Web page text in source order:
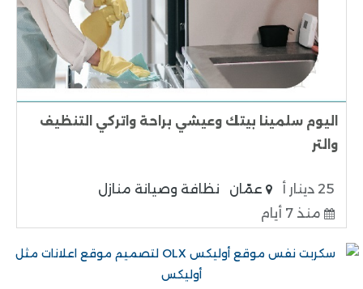
اليوم سلمينا بيتك وعيشي براحة واتركي التنظيف
والتر
25 دينار أ عمّان
نظافة وصيانة منازل
منذ 7 أيام